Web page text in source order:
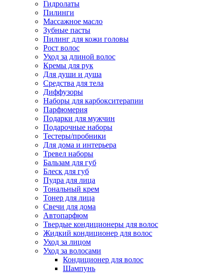
Гидролаты
Пилинги
Массажное масло
Зубные пасты
Пилинг для кожи головы
Рост волос
Уход за длиной волос
Кремы для рук
Для души и душа
Средства для тела
Диффузоры
Наборы для карбокситерапии
Парфюмерия
Подарки для мужчин
Подарочные наборы
Тестеры/пробники
Для дома и интерьера
Тревел наборы
Бальзам для губ
Блеск для губ
Пудра для лица
Тональный крем
Тонер для лица
Свечи для дома
Автопарфюм
Твердые кондиционеры для волос
Жидкий кондиционер для волос
Уход за лицом
Уход за волосами
Кондиционер для волос
Шампунь